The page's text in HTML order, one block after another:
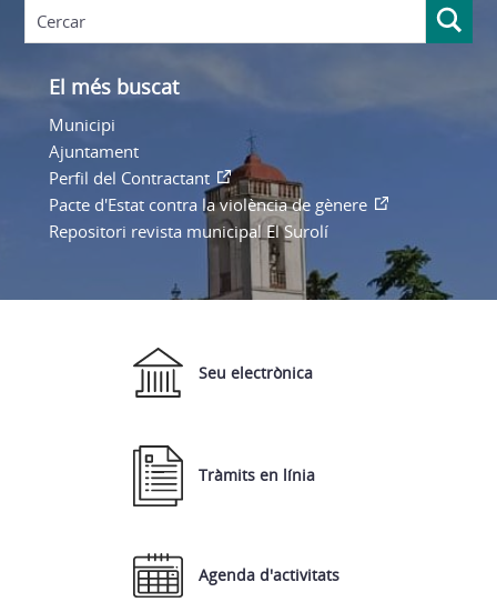
El més buscat
Municipi
Ajuntament
Perfil del Contractant
Pacte d'Estat contra la violència de gènere
Repositori revista municipal El Surolí
Seu electrònica
Tràmits en línia
Agenda d'activitats